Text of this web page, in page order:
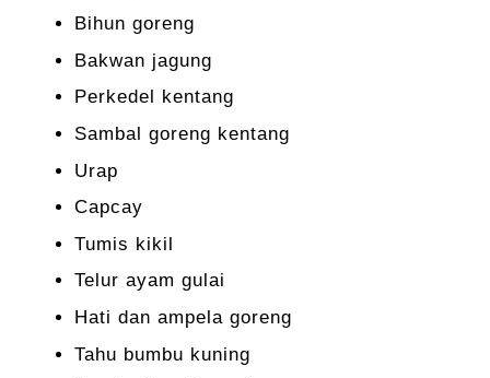
Bihun goreng
Bakwan jagung
Perkedel kentang
Sambal goreng kentang
Urap
Capcay
Tumis kikil
Telur ayam gulai
Hati dan ampela goreng
Tahu bumbu kuning